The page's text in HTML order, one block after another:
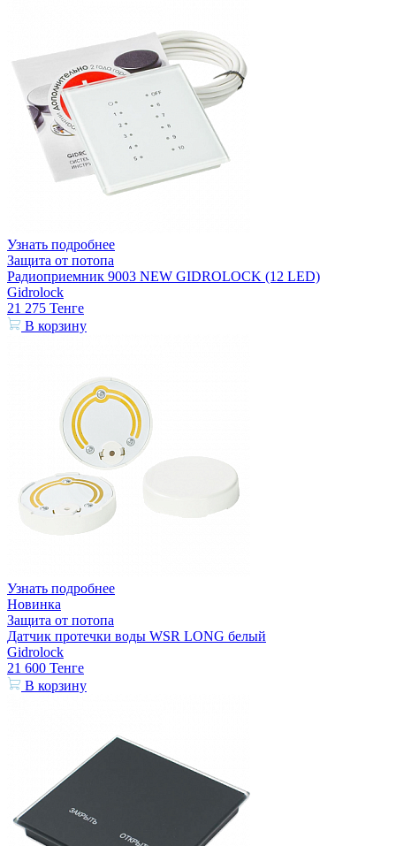
Узнать подробнее
Защита от потопа
Радиоприемник 9003 NEW GIDROLOCK (12 LED)
Gidrolock
21 275 Тенге
В корзину
Узнать подробнее
Новинка
Защита от потопа
Датчик протечки воды WSR LONG белый
Gidrolock
21 600 Тенге
В корзину